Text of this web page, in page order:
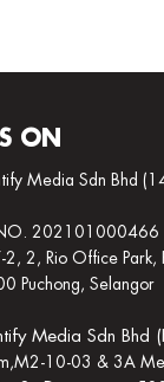
ON
Media Sdn Bhd
202101000466
2, Rio Office Park,
Puchong, Selangor
Media Sdn Bhd
10-03 & 3A